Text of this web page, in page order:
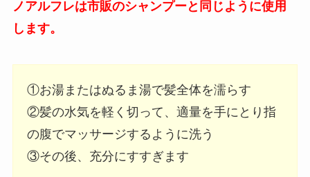
ノアルフレは市販のシャンプーと同じように使用
します。
①お湯またはぬるま湯で髪全体を濡らす
②髪の水気を軽く切って、適量を手にとり指
の腹でマッサージするように洗う
③その後、充分にすすぎます